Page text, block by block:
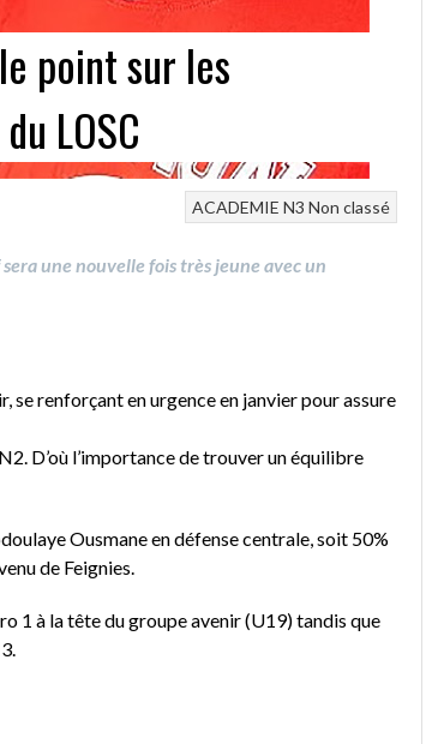
point sur les
LOSC
ACADEMIE N3 Non classé
une nouvelle fois très jeune avec un
se renforçant en urgence en janvier pour assure
D’où l’importance de trouver un équilibre
Ousmane en défense centrale, soit 50%
de Feignies.
1 à la tête du groupe avenir (U19) tandis que